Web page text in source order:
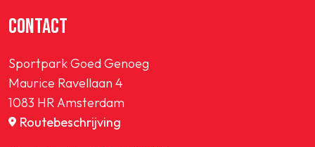
CONTACT
Sportpark Goed Genoeg
Maurice Ravellaan 4
1083 HR Amsterdam
Routebeschrijving